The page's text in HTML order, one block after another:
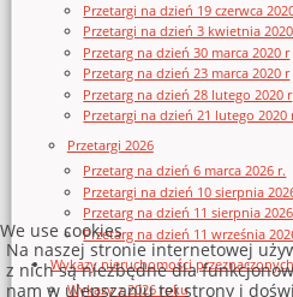
Przetargi na dzień 19 czerwca
Przetargi na dzień 3 kwietnia
Przetarg na dzień 30 marca 2020 r
Przetarg na dzień 23 marca 2020 r
Przetarg na dzień 28 lutego 2020 r
Przetargi na dzień 21 lutego 2020
Przetargi 2026
Przetarg na dzień 6 marca 2026 r.
Przetargi na dzień 10 sierpnia
Przetarg na dzień 11 sierpnia
Przetarg na dzień 11 września
Wykazy nieruchomości
Wykazy z 2026 roku
We use cookies
Na naszej stronie internetowej
z nich są niezbędne dla
nam w ulepszaniu tej strony i